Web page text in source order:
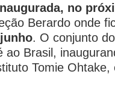
no
Berardo onde
. O conjunto
ao Brasil,
Tomie Ohtake,